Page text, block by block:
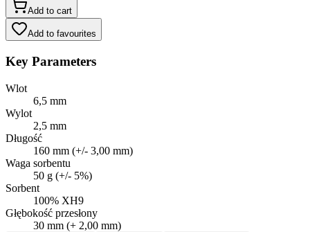
Add to cart
Add to favourites
Key Parameters
Wlot
6,5 mm
Wylot
2,5 mm
Długość
160 mm (+/- 3,00 mm)
Waga sorbentu
50 g (+/- 5%)
Sorbent
100% XH9
Głębokość przesłony
30 mm (+ 2,00 mm)